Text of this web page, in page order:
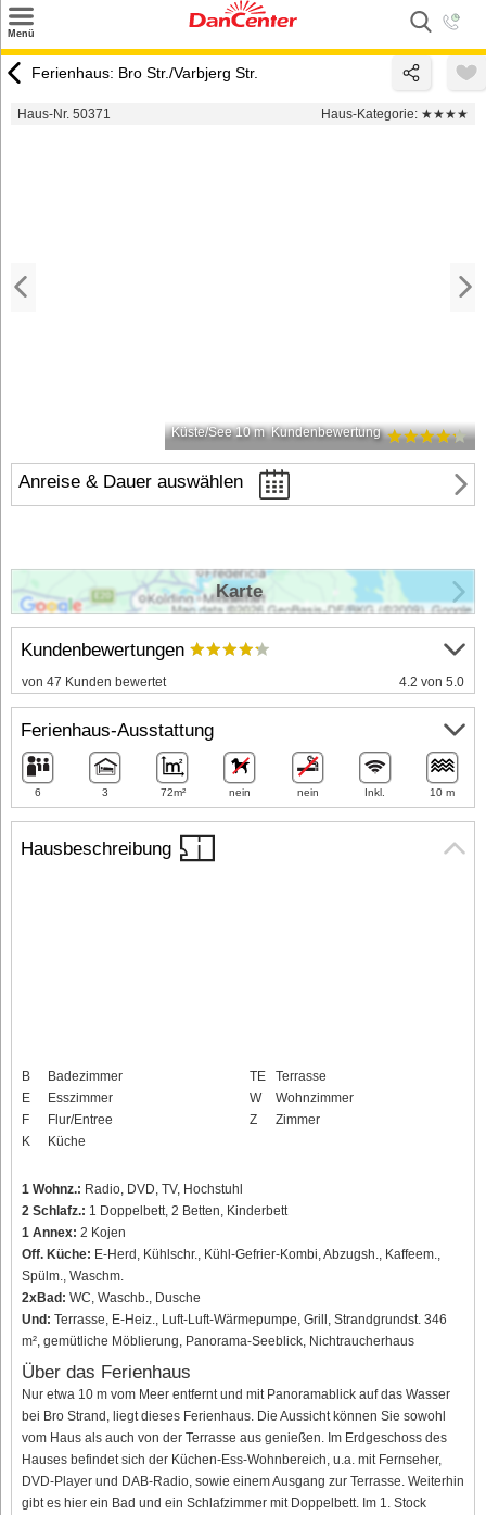
Menü
Urlaubsziele
Ferienhaus: Bro Str./Varbjerg Str.
Haus-Nr. 50371 Haus-Kategorie: ★★★★
Küste/See 10 m Kundenbewertung
Anreise & Dauer auswählen
Hausbeschreibung
B
Badezimmer
E
Esszimmer
F
Flur/Entree
K
Küche
TE
Terrasse
W
Wohnzimmer
Z
Zimmer
1 Wohnz.: Radio, DVD, TV, Hochstuhl
2 Schlafz.: 1 Doppelbett, 2 Betten, Kinderbett
1 Annex: 2 Kojen
Off. Küche: E-Herd, Kühlschr., Kühl-Gefrier-Kombi, Abzugsh., Kaffeem.,
Spülm., Waschm.
2xBad: WC, Waschb., Dusche
Und: Terrasse, E-Heiz., Luft-Luft-Wärmepumpe, Grill, Strandgrundst. 346
m², gemütliche Möblierung, Panorama-Seeblick, Nichtraucherhaus
Über das Ferienhaus
Nur etwa 10 m vom Meer entfernt und mit Panoramablick auf das Wasser
bei Bro Strand, liegt dieses Ferienhaus. Die Aussicht können Sie sowohl
vom Haus als auch von der Terrasse aus genießen. Im Erdgeschoss des
Hauses befindet sich der Küchen-Ess-Wohnbereich, u.a. mit Fernseher,
DVD-Player und DAB-Radio, sowie einem Ausgang zur Terrasse. Weiterhin
gibt es hier ein Bad und ein Schlafzimmer mit Doppelbett. Im 1. Stock
Kundenbewertungen
von 47 Kunden bewertet 4.2 von 5.0
Ferienhaus-Ausstattung
6 3 72m² nein nein Inkl. 10 m
Karte